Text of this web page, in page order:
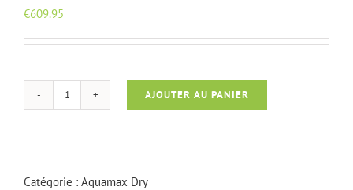
€609.95
quantité
8000
AJOUTER AU PANIER
Catégorie : Aquamax Dry